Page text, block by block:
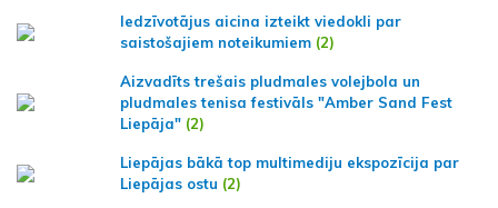
Iedzīvotājus aicina izteikt viedokli par
saistošajiem noteikumiem (2)
Aizvadīts trešais pludmales volejbola un
pludmales tenisa festivāls "Amber Sand Fest
Liepāja" (2)
Liepājas bākā top multimediju ekspozīcija par
Liepājas ostu (2)